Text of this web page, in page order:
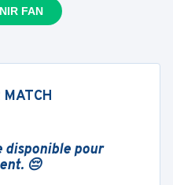
FAN
MATCH
disponible pour
😔